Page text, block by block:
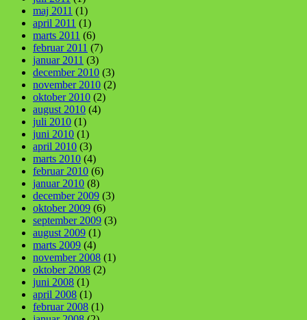
maj 2011 (1)
april 2011 (1)
marts 2011 (6)
februar 2011 (7)
januar 2011 (3)
december 2010 (3)
november 2010 (2)
oktober 2010 (2)
august 2010 (4)
juli 2010 (1)
juni 2010 (1)
april 2010 (3)
marts 2010 (4)
februar 2010 (6)
januar 2010 (8)
december 2009 (3)
oktober 2009 (6)
september 2009 (3)
august 2009 (1)
marts 2009 (4)
november 2008 (1)
oktober 2008 (2)
juni 2008 (1)
april 2008 (1)
februar 2008 (1)